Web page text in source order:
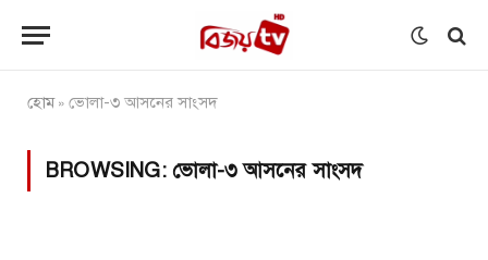
হোম» ভোলা-৩ আসনের সাংসদ
BROWSING: ভোলা-৩ আসনের সাংসদ